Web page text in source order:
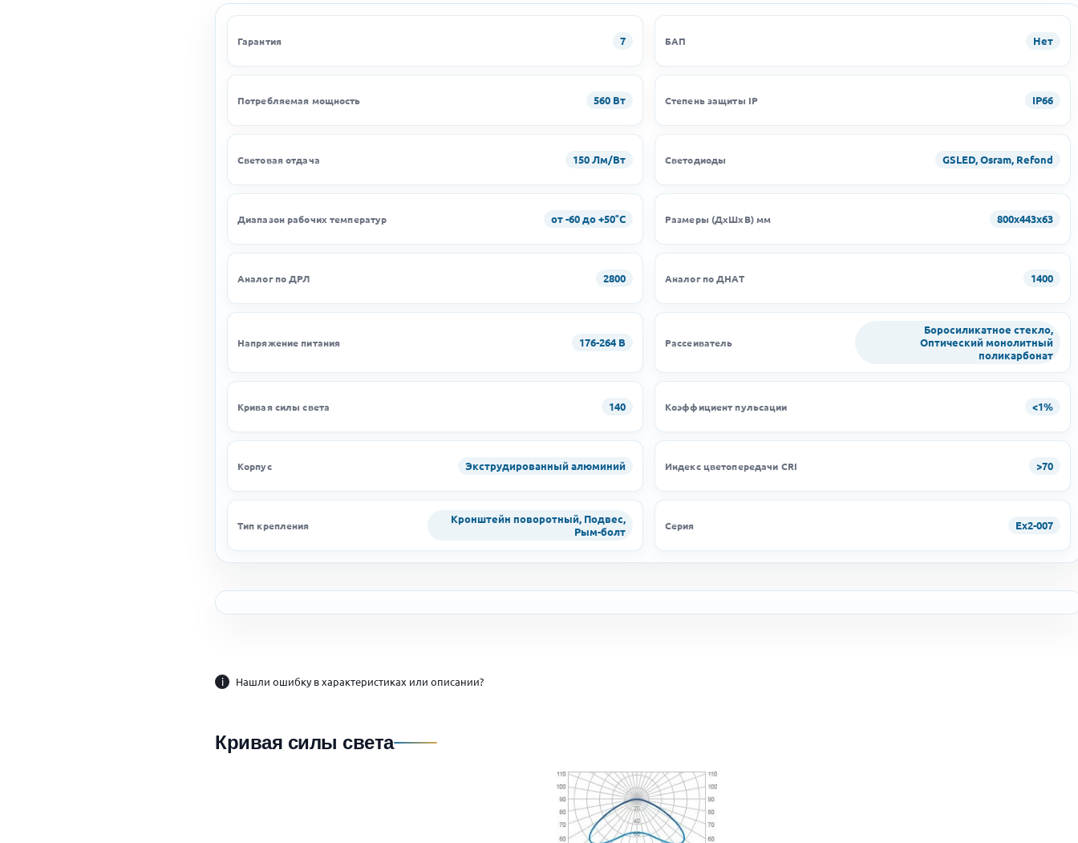
Гарантия 7 БАП Нет
Потребляемая мощность 560 Вт Степень защиты IP IP66
Световая отдача 150 Лм/Вт Светодиоды GSLED, Osram, Refond
Диапазон рабочих температур от -60 до +50°C Размеры (ДхШхВ) мм 800х443х63
Аналог по ДРЛ 2800 Аналог по ДНАТ 1400
Напряжение питания 176-264 В Рассеиватель
Боросиликатное стекло,
Оптический монолитный
поликарбонат
Кривая силы света 140 Коэффициент пульсации <1%
Корпус Экструдированный алюминий Индекс цветопередачи CRI >70
Тип крепления
Кронштейн поворотный, Подвес,
Рым-болт
Серия Ex2-007
i Нашли ошибку в характеристиках или описании?
Кривая силы света